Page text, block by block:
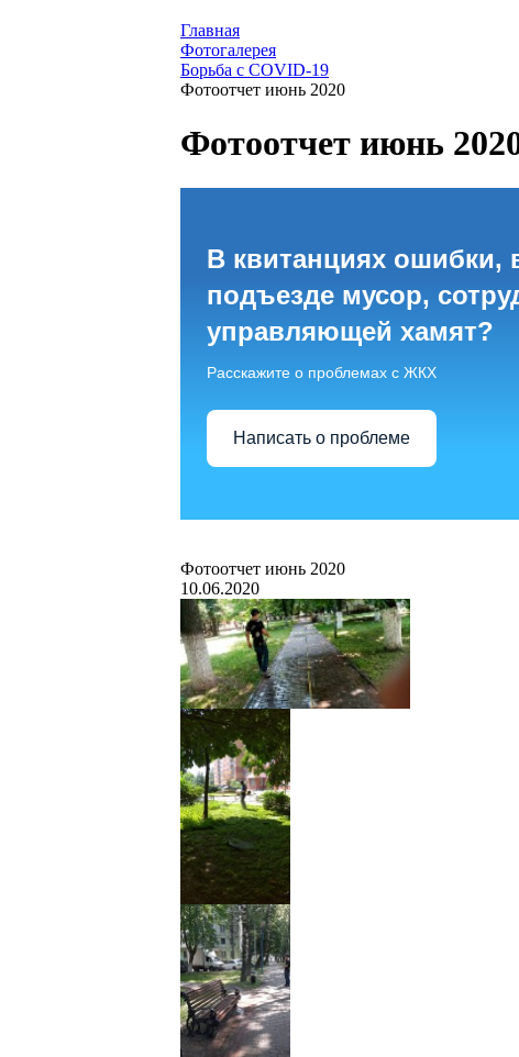
Главная
Фотогалерея
Борьба с COVID-19
Фотоотчет июнь 2020
Фотоотчет июнь
В квитанциях ошибки,
подъезде мусор,
управляющей хамят?
Расскажите о проблемах с ЖКХ
Написать о проблеме
Фотоотчет июнь 2020
10.06.2020